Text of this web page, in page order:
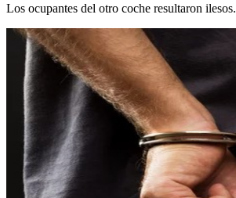
Los ocupantes del otro coche resultaron ilesos.